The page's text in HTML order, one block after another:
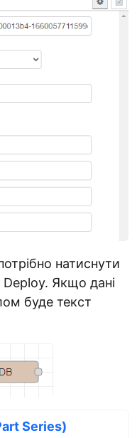
натиснути
Якщо дані
буде текст
Series)